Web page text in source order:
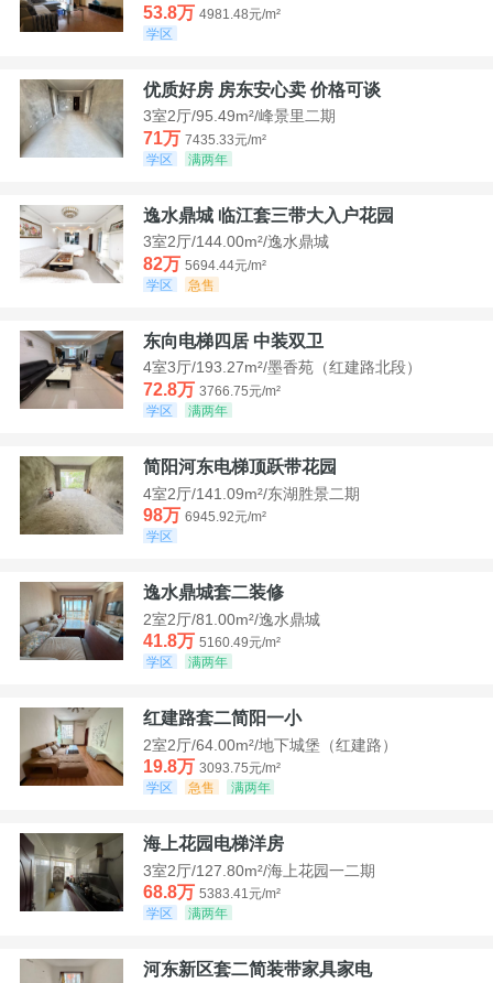
53.8万 4981.48元/m²
学区
优质好房 房东安心卖 价格可谈
3室2厅/95.49m²/峰景里二期
71万 7435.33元/m²
学区
满两年
逸水鼎城 临江套三带大入户花园
3室2厅/144.00m²/逸水鼎城
82万 5694.44元/m²
学区
急售
东向电梯四居 中装双卫
4室3厅/193.27m²/墨香苑（红建路北段）
72.8万 3766.75元/m²
学区
满两年
简阳河东电梯顶跃带花园
4室2厅/141.09m²/东湖胜景二期
98万 6945.92元/m²
学区
逸水鼎城套二装修
2室2厅/81.00m²/逸水鼎城
41.8万 5160.49元/m²
学区
满两年
红建路套二简阳一小
2室2厅/64.00m²/地下城堡（红建路）
19.8万 3093.75元/m²
学区
急售 满两年
海上花园电梯洋房
3室2厅/127.80m²/海上花园一二期
68.8万 5383.41元/m²
学区
满两年
河东新区套二简装带家具家电